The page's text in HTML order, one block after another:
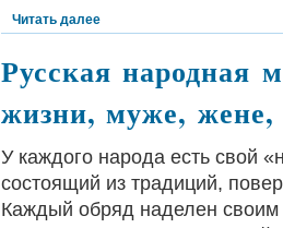
Читать далее
Русская народная
жизни, муже, жене,
У каждого народа есть свой
состоящий из традиций,
Каждый обряд наделен